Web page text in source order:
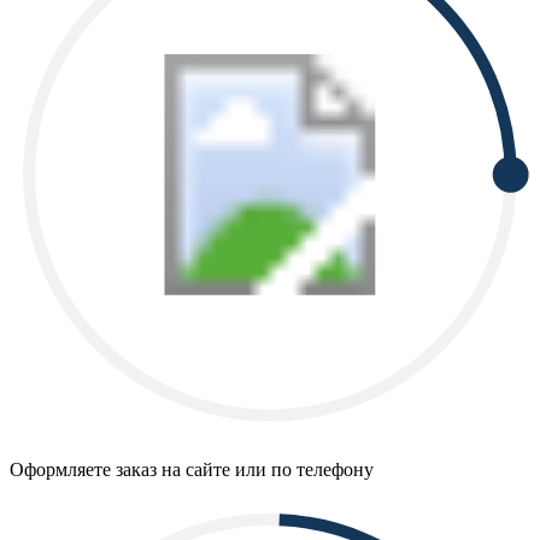
Оформляете заказ на сайте или по телефону